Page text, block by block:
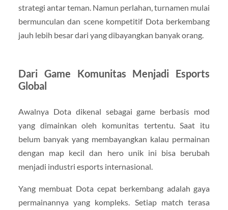
strategi antar teman. Namun perlahan, turnamen mulai
bermunculan dan scene kompetitif Dota berkembang
jauh lebih besar dari yang dibayangkan banyak orang.
Dari Game Komunitas Menjadi Esports
Global
Awalnya Dota dikenal sebagai game berbasis mod
yang dimainkan oleh komunitas tertentu. Saat itu
belum banyak yang membayangkan kalau permainan
dengan map kecil dan hero unik ini bisa berubah
menjadi industri esports internasional.
Yang membuat Dota cepat berkembang adalah gaya
permainannya yang kompleks. Setiap match terasa